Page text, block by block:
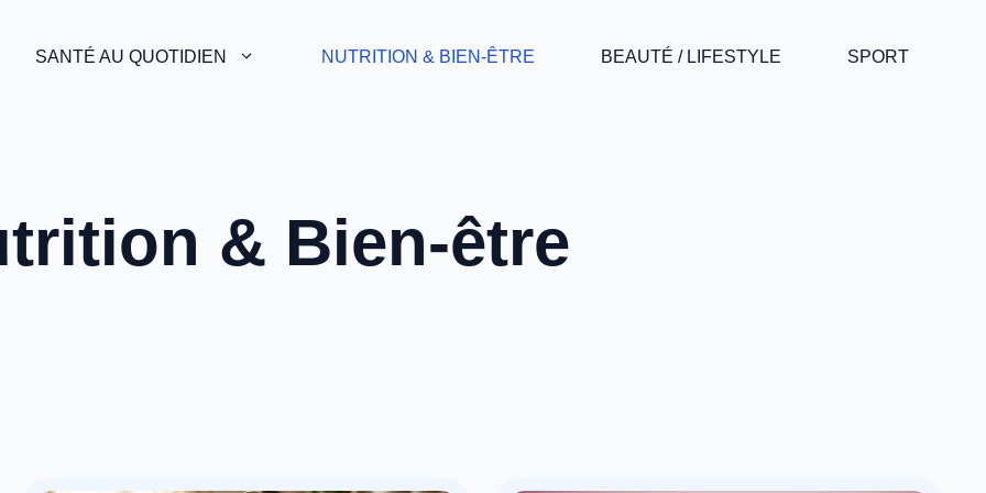
SANTÉ AU QUOTIDIEN NUTRITION & BIEN-ÊTRE BEAUTÉ / LIFESTYLE SPORT
& Bien-être